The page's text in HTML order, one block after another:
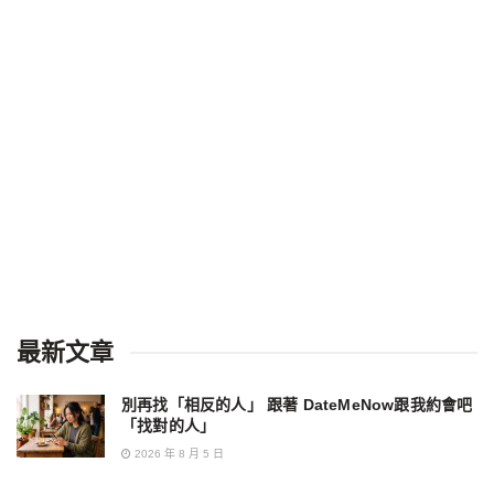
最新文章
別再找「相反的人」 跟著 DateMeNow跟我約會吧
「找對的人」
2026 年 8 月 5 日